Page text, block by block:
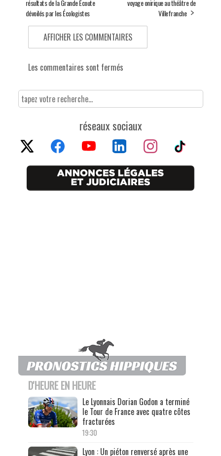
résultats de la Grande Écoute
dévoilés par les Écologistes
voyage onirique au théâtre de
Villefranche
AFFICHER LES COMMENTAIRES
Les commentaires sont fermés
réseaux sociaux
D'HEURE EN HEURE
Le Lyonnais Dorian Godon a terminé
le Tour de France avec quatre côtes
fracturées
19:30
Lyon : Un piéton renversé après une